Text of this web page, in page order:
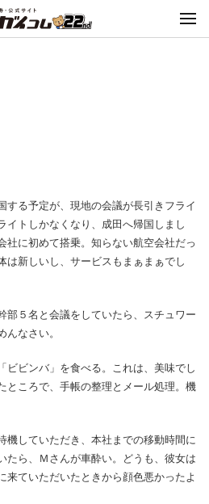
する予定が、現地の会議が長引きフライ
イトしかなくなり、成田へ帰国しまし
社に初めて搭乗。知らない航空会社だっ
は新しいし、サービスもまぁまぁでし
部５名と会議をしていたら、スチュワー
なさい。
ビビンバ」を食べる。これは、美味でし
ところで、手帳の整理とメール処理。機
機していただき、本社までの移動時間に
たら、Ｍさんが車酔い。どうも、彼女は
来ていただいたときから顔色悪かったよ